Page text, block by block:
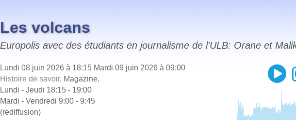
Les volcans
Europolis avec des étudiants en journalisme de l'ULB: Orane et
Lundi 08 juin 2026 à 18:15 Mardi 09 juin 2026 à 09:00
Histoire de savoir, Magazine,
Lundi - Jeudi 18:15 - 19:00
Mardi - Vendredi 9:00 - 9:45
(rediffusion)